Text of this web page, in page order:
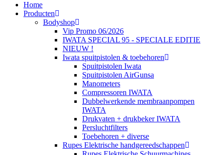
Home
Producten
Bodyshop
Vip Promo 06/2026
IWATA SPECIAL 95 - SPECIALE EDITIE
NIEUW !
Iwata spuitpistolen & toebehoren
Spuitpistolen Iwata
Spuitpistolen AirGunsa
Manometers
Compressoren IWATA
Dubbelwerkende membraanpompen
IWATA
Drukvaten + drukbeker IWATA
Persluchtfilters
Toebehoren + diverse
Rupes Elektrische handgereedschappen